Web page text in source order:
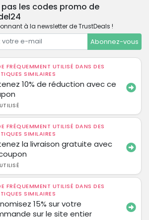
pas les codes promo de
à la newsletter de TrustDeals !
Abonnez-vous
FRÉQUEMMENT UTILISÉ DANS DES
SIMILAIRES
10% de réduction avec ce
FRÉQUEMMENT UTILISÉ DANS DES
SIMILAIRES
la livraison gratuite avec
FRÉQUEMMENT UTILISÉ DANS DES
SIMILAIRES
15% sur votre
sur le site entier